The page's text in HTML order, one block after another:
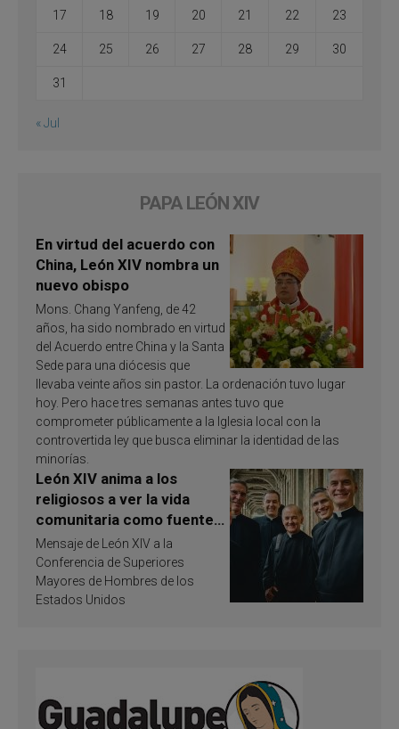
17 18 19 20 21 22 23
24 25 26 27 28 29 30
31
« Jul
PAPA LEÓN XIV
En virtud del acuerdo con
China, León XIV nombra un
nuevo obispo
Mons. Chang Yanfeng, de 42
años, ha sido nombrado en virtud
del Acuerdo entre China y la Santa
Sede para una diócesis que
llevaba veinte años sin pastor. La ordenación tuvo lugar
hoy. Pero hace tres semanas antes tuvo que
comprometer públicamente a la Iglesia local con la
controvertida ley que busca eliminar la identidad de las
minorías.
León XIV anima a los
religiosos a ver la vida
comunitaria como fuente
de inspiración y
santificación
Mensaje de León XIV a la
Conferencia de Superiores
Mayores de Hombres de los
Estados Unidos